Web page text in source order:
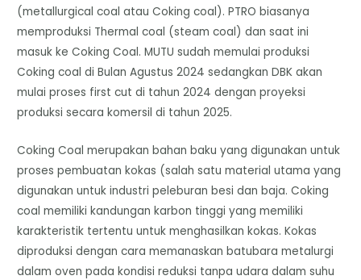
(metallurgical coal atau Coking coal). PTRO biasanya
memproduksi Thermal coal (steam coal) dan saat ini
masuk ke Coking Coal. MUTU sudah memulai produksi
Coking coal di Bulan Agustus 2024 sedangkan DBK akan
mulai proses first cut di tahun 2024 dengan proyeksi
produksi secara komersil di tahun 2025.
Coking Coal merupakan bahan baku yang digunakan untuk
proses pembuatan kokas (salah satu material utama yang
digunakan untuk industri peleburan besi dan baja. Coking
coal memiliki kandungan karbon tinggi yang memiliki
karakteristik tertentu untuk menghasilkan kokas. Kokas
diproduksi dengan cara memanaskan batubara metalurgi
dalam oven pada kondisi reduksi tanpa udara dalam suhu